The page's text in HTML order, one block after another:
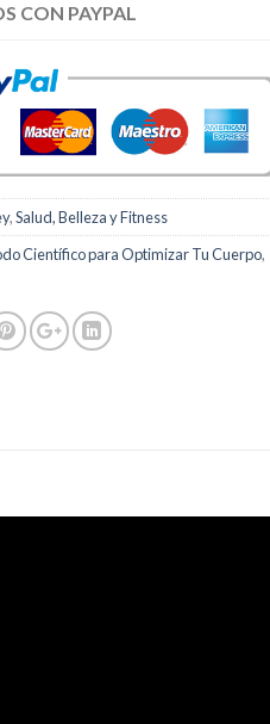
CON PAYPAL
,Salud, Belleza y Fitness
Científico para Optimizar Tu Cuerpo,